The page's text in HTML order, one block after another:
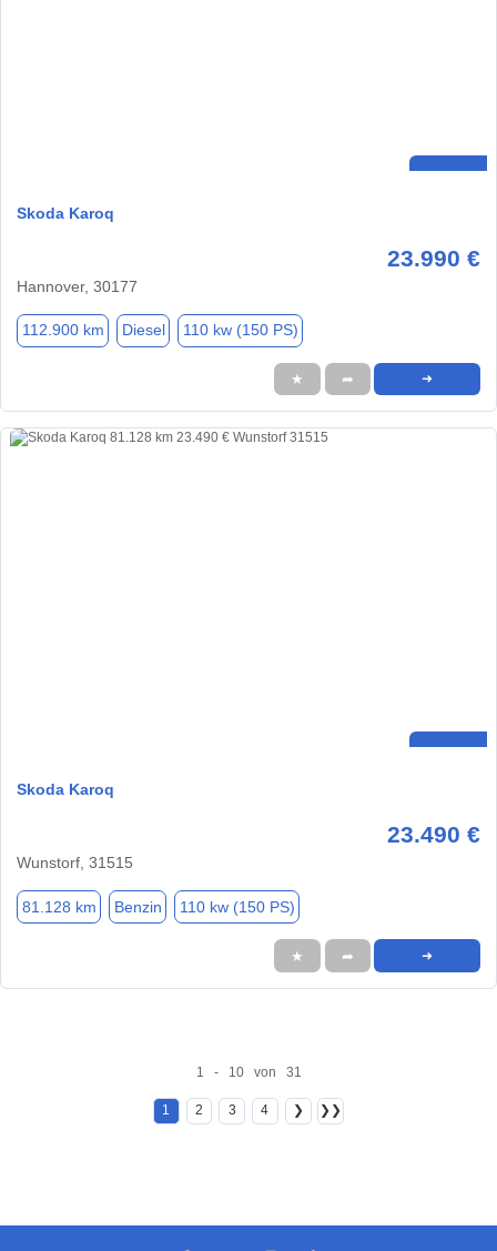
Skoda Karoq
23.990 €
Hannover, 30177
112.900 km Diesel 110 kw (150 PS)
★ ➦ ➜
Skoda Karoq
23.490 €
Wunstorf, 31515
81.128 km Benzin 110 kw (150 PS)
★ ➦ ➜
1 - 10 von 31
1 2 3 4 ❯ ❯❯